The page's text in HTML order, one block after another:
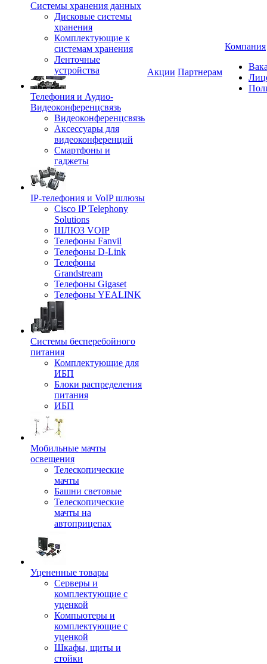
Системы хранения данных
Дисковые системы
хранения
Комплектующие к
системам хранения
Ленточные
устройства
Телефония и Аудио-
Видеоконференцсвязь
Видеоконференцсвязь
Аксессуары для
видеоконференций
Смартфоны и
гаджеты
IP-телефония и VoIP шлюзы
Cisco IP Telephony
Solutions
ШЛЮЗ VOIP
Телефоны Fanvil
Телефоны D-Link
Телефоны
Grandstream
Телефоны Gigaset
Телефоны YEALINK
Системы бесперебойного
питания
Комплектующие для
ИБП
Блоки распределения
питания
ИБП
Мобильные мачты
освещения
Телескопические
мачты
Башни световые
Телескопические
мачты на
автоприцепах
Уцененные товары
Серверы и
комплектующие с
уценкой
Компьютеры и
комплектующие с
уценкой
Шкафы, щиты и
стойки
Акции Партнерам
Компания